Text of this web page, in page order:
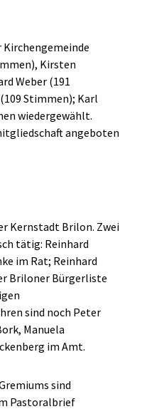
Kirchengemeinde
Kirsten
Weber (191
Stimmen); Karl
wiedergewählt.
angeboten
Kernstadt Brilon. Zwei
tätig: Reinhard
im Rat; Reinhard
Briloner Bürgerliste
sind noch Peter
Manuela
im Amt.
sind
Pastoralbrief